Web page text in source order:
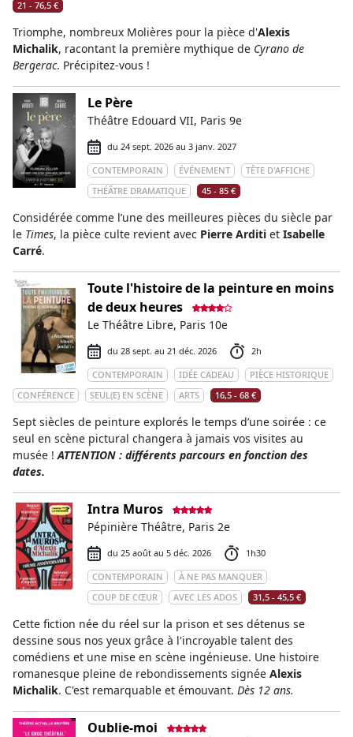
21 - 76,5 €
Triomphe, nombreux Molières pour la pièce d'Alexis
Michalik, racontant la première mythique de Cyrano de
Bergerac. Précipitez-vous !
Le Père
Théâtre Edouard VII, Paris 9e
du 24 sept. 2026 au 3 janv. 2027
CONTEMPORAIN
ÉVÉNEMENT
TÊTE D'AFFICHE
THÉÂTRE DRAMATIQUE
45 - 85 €
Considérée comme l’une des meilleures pièces du siècle par
le Times, la pièce culte revient avec Pierre Arditi et Isabelle
Carré.
Toute l'histoire de la peinture en moins
de deux heures
Le Théâtre Libre, Paris 10e
du 28 sept. au 21 déc. 2026
2h
CONTEMPORAIN
IDÉE CADEAU
PIÈCE HISTORIQUE
CONFÉRENCE
SEUL(E) EN SCÈNE ARTS 16,5 - 68 €
Sept siècles de peinture explorés le temps d’une soirée : ce
seul en scène pictural changera à jamais vos visites au
musée !ATTENTION : différents parcours en fonction des
dates.
Intra Muros
Pépinière Théâtre, Paris 2e
du 25 août au 5 déc. 2026
1h30
CONTEMPORAIN
À NE PAS MANQUER
COUP DE CŒUR
AVEC LES ADOS 31,5 - 45,5 €
Cette fiction née du réel sur la prison et ses détenus se
dessine sous nos yeux grâce à l'incroyable talent des
comédiens et une mise en scène ingénieuse. Une histoire
romanesque pleine de rebondissements signée Alexis
Michalik. C'est remarquable et émouvant. Dès 12 ans.
Oublie-moi